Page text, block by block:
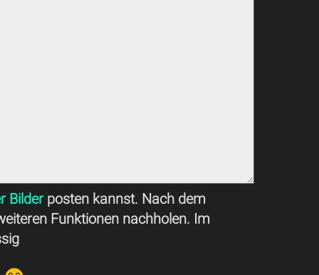
Bilderposten kannst. Nach dem
Funktionen nachholen. Im